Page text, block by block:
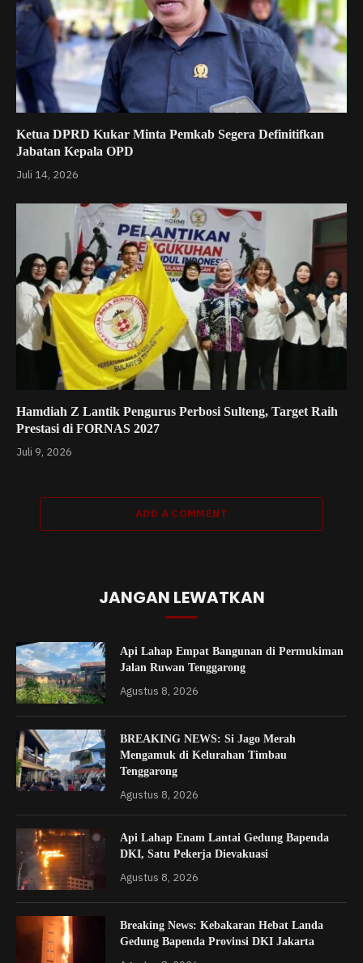
Ketua DPRD Kukar Minta Pemkab Segera Definitifkan
Jabatan Kepala OPD
Juli 14, 2026
Hamdiah Z Lantik Pengurus Perbosi Sulteng, Target Raih
Prestasi di FORNAS 2027
Juli 9, 2026
ADD A COMMENT
JANGAN LEWATKAN
Api Lahap Empat Bangunan di Permukiman
Jalan Ruwan Tenggarong
Agustus 8, 2026
BREAKING NEWS: Si Jago Merah
Mengamuk di Kelurahan Timbau
Tenggarong
Agustus 8, 2026
Api Lahap Enam Lantai Gedung Bapenda
DKI, Satu Pekerja Dievakuasi
Agustus 8, 2026
Breaking News: Kebakaran Hebat Landa
Gedung Bapenda Provinsi DKI Jakarta